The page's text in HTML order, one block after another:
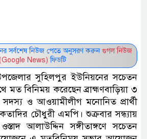
সর্বশেষ নিউজ পেতে অনুসরণ করুন গুগল নিউজ
News) ফিডটি
উপজেলার সুহিলপুর ইউনিয়নের সচেতন
মত বিনিময় করেছেন ব্রাহ্মণবাড়িয়া ৩
ও আওয়ামীলীগ মনোনিত প্রার্থী
চৌধুরী এমপি। শুক্রবার সন্ধ্যায়
আলাউদ্দিন সঙ্গীতাঙ্গণে সচেতন